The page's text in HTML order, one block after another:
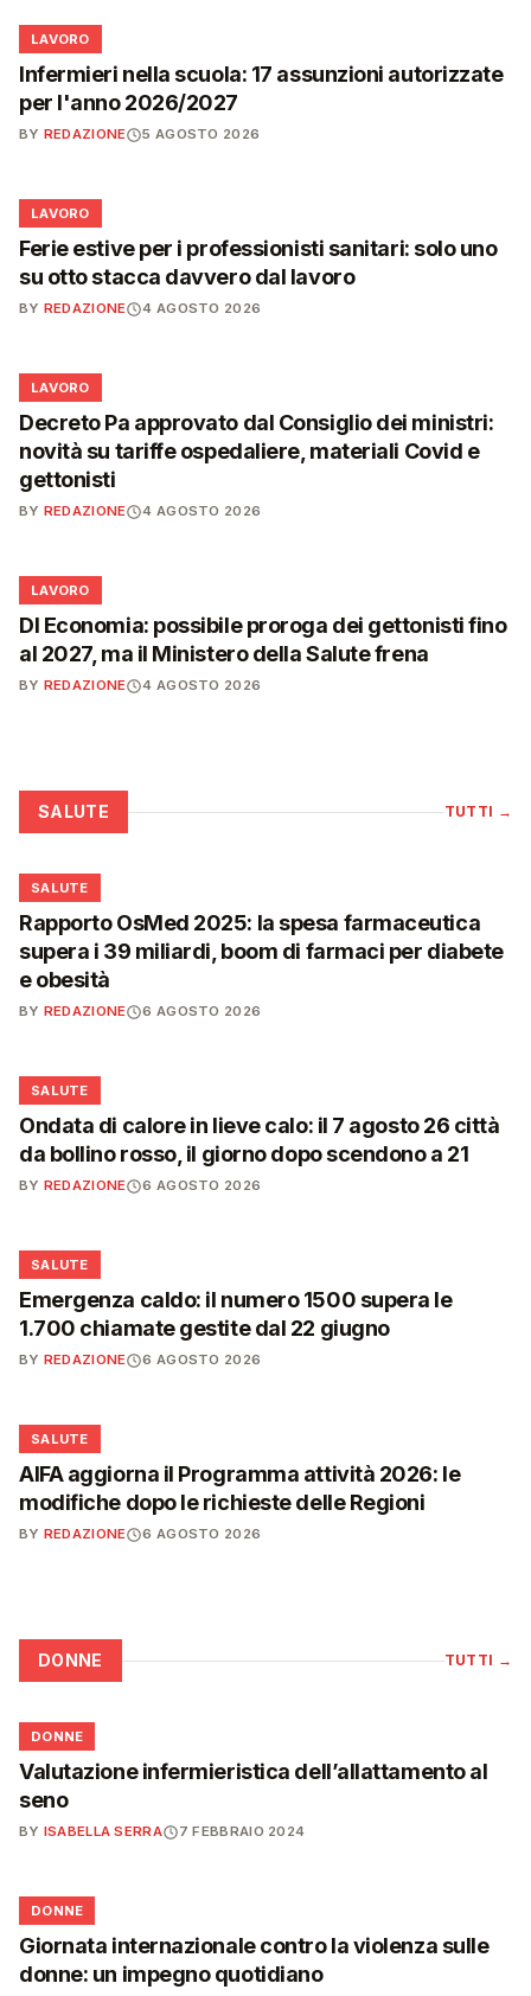
💼
LAVORO
Infermieri nella scuola: 17 assunzioni autorizzate
per l'anno 2026/2027
BY REDAZIONE 5 AGOSTO 2026
💼
LAVORO
Ferie estive per i professionisti sanitari: solo uno
su otto stacca davvero dal lavoro
BY REDAZIONE 4 AGOSTO 2026
💼
LAVORO
Decreto Pa approvato dal Consiglio dei ministri:
novità su tariffe ospedaliere, materiali Covid e
gettonisti
BY REDAZIONE 4 AGOSTO 2026
💼
LAVORO
Dl Economia: possibile proroga dei gettonisti fino
al 2027, ma il Ministero della Salute frena
BY REDAZIONE 4 AGOSTO 2026
SALUTE TUTTI →
❤️
SALUTE
Rapporto OsMed 2025: la spesa farmaceutica
supera i 39 miliardi, boom di farmaci per diabete
e obesità
BY REDAZIONE 6 AGOSTO 2026
❤️
SALUTE
Ondata di calore in lieve calo: il 7 agosto 26 città
da bollino rosso, il giorno dopo scendono a 21
BY REDAZIONE 6 AGOSTO 2026
❤️
SALUTE
Emergenza caldo: il numero 1500 supera le
1.700 chiamate gestite dal 22 giugno
BY REDAZIONE 6 AGOSTO 2026
❤️
SALUTE
AIFA aggiorna il Programma attività 2026: le
modifiche dopo le richieste delle Regioni
BY REDAZIONE 6 AGOSTO 2026
DONNE TUTTI →
🌸
DONNE
Valutazione infermieristica dell’allattamento al
seno
BY ISABELLA SERRA 7 FEBBRAIO 2024
🌸
DONNE
Giornata internazionale contro la violenza sulle
donne: un impegno quotidiano